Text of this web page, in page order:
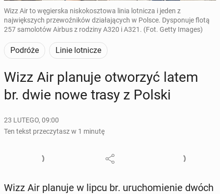
Wizz Air to węgierska niskokosztowa linia lotnicza i jeden z
największych przewoźników działających w Polsce. Dysponuje flotą
257 samolotów Airbus z rodziny A320 i A321. (Fot. Getty Images)
Podróże Linie lotnicze
Wizz Air planuje otwo­rzyć latem
br. dwie nowe trasy z Polski
23 LUTEGO, 09:00
Ten tekst przeczytasz w 1 minutę
Wizz Air planuje w lipcu br. uru­cho­mie­nie dwóch